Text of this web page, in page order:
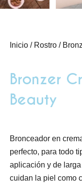
Inicio / Rostro /
Bronzer
Beauty
Bronceador en
perfecto, para todo
aplicación y de
cuidan la piel como